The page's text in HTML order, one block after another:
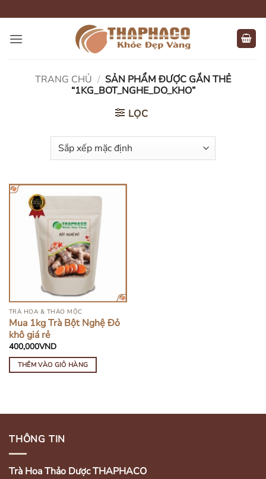
qua
nội
TRANG CHỦ / SẢN PHẨM ĐƯỢC GẮN THẺ
“1KG_BOT_NGHE_DO_KHO”
LỌC
TRÀ HOA & THẢO MỘC
Mua 1kg Trà Bột Nghệ Đỏ
khô giá rẻ
400,000VND
THÊM VÀO GIỎ HÀNG
THÔNG TIN
Trà Hoa Thảo Dược THAPHACO